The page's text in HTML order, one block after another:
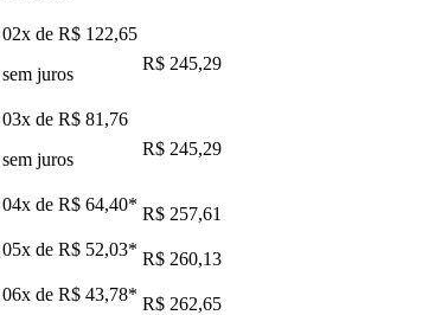
02x de R$ 122,65
sem juros
R$ 245,29
03x de R$ 81,76
sem juros
R$ 245,29
04x de R$ 64,40* R$ 257,61
05x de R$ 52,03* R$ 260,13
06x de R$ 43,78* R$ 262,65